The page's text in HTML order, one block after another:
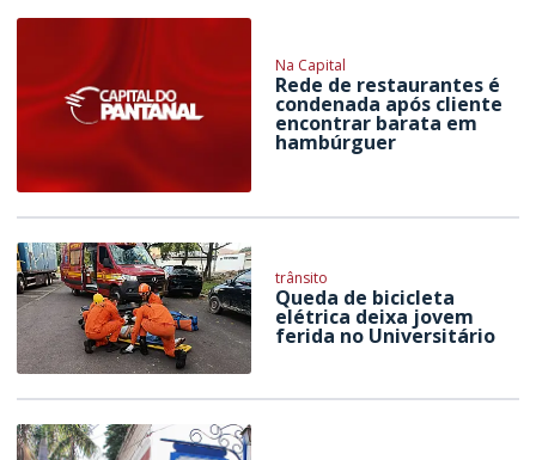
Na Capital
Rede de restaurantes é
condenada após cliente
encontrar barata em
hambúrguer
trânsito
Queda de bicicleta
elétrica deixa jovem
ferida no Universitário